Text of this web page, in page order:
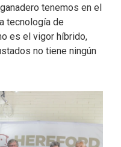
tenemos en el
tecnología de
es el vigor híbrido,
no tiene ningún